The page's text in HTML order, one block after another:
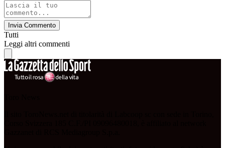
Invia Commento
Tutti
Leggi altri commenti